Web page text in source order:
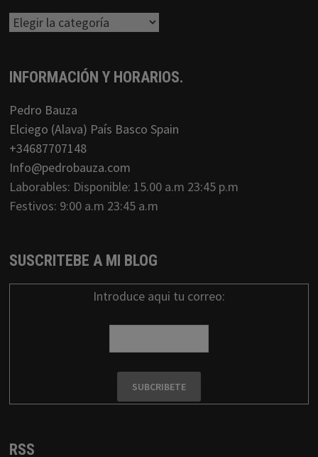
Categorias
INFORMACIÓN Y HORARIOS.
Pedro Bauza
Elciego (Alava) País Basco Spain
+34687707148
Info@pedrobauza.com
Laborables: Disponible: 15.00 a.m 23:45 p.m
Festivos: 9:00 a.m 23:45 a.m
SUSCRITEBE A MI BLOG
Introduce aqui tu correo:
RSS